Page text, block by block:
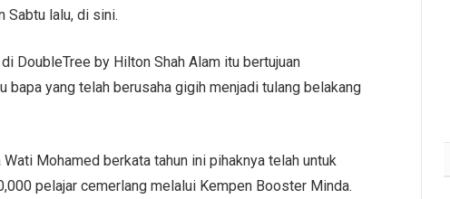
Sabtu lalu, di sini.
DoubleTree by Hilton Shah Alam itu bertujuan
bapa yang telah berusaha gigih menjadi tulang belakang
Mohamed berkata tahun ini pihaknya telah untuk
pelajar cemerlang melalui Kempen Booster Minda.